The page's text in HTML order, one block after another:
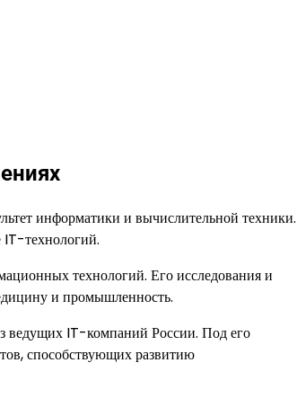
информатики и вычислительной техники.
технологий.
технологий. Его исследования и
и промышленность.
ведущих IT-компаний России. Под его
способствующих развитию